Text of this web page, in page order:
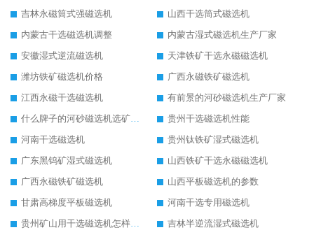
吉林永磁筒式强磁选机
山西干选筒式磁选机
内蒙古干选磁选机调整
内蒙古湿式磁选机生产厂家
安徽湿式逆流磁选机
天津铁矿干选永磁磁选机
潍坊铁矿磁选机价格
广西永磁铁矿磁选机
江西永磁干选磁选机
有前景的河砂磁选机生产厂家
什么牌子的河砂磁选机选矿效果好
贵州干选磁选机性能
河南干选磁选机
贵州钛铁矿湿式磁选机
广东黑钨矿湿式磁选机
山西铁矿干选永磁磁选机
广西永磁铁矿磁选机
山西平板磁选机的参数
甘肃高梯度平板磁选机
河南干选专用磁选机
贵州矿山用干选磁选机怎样调磁
吉林半逆流湿式磁选机